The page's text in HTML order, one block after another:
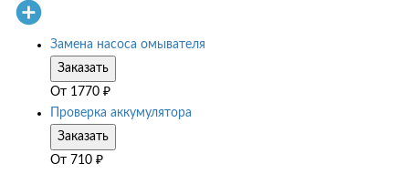
Замена насоса омывателя
Заказать
От 1770 ₽
Проверка аккумулятора
Заказать
От 710 ₽